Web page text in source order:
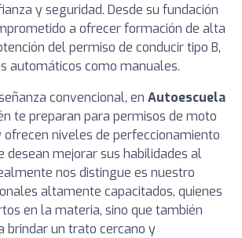
y seguridad. Desde su fundación
a ofrecer formación de alta
del permiso de conducir tipo B,
automáticos como manuales.
convencional, en Autoescuela
te preparan para permisos de moto
ofrecen niveles de perfeccionamiento
desean mejorar sus habilidades al
nos distingue es nuestro
altamente capacitados, quienes
en la materia, sino que también
brindar un trato cercano y